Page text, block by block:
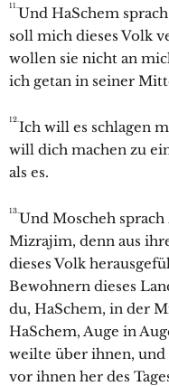
11.Und HaSchem
soll mich dieses Volk
wollen sie nicht an
ich getan in seiner
12.Ich will es schlagen
will dich machen zu
als es.
13.Und Moscheh
Mizrajim, denn aus
dieses Volk
Bewohnern dieses
du, HaSchem, in der
HaSchem, Auge in
weilte über ihnen, und
vor ihnen her des